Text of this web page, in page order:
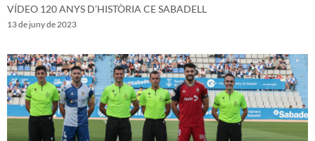
VÍDEO 120 ANYS D’HISTÒRIA CE SABADELL
13 de juny de 2023